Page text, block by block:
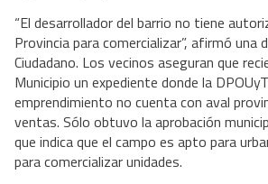
“El desarrollador del barrio no tiene
Provincia para comercializar”, afirmó una
Ciudadano. Los vecinos aseguran que
Municipio un expediente donde la
emprendimiento no cuenta con aval
ventas. Sólo obtuvo la aprobación
que indica que el campo es apto para
para comercializar unidades.